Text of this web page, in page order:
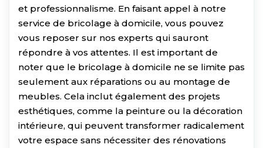
et professionnalisme. En faisant appel à notre
service de bricolage à domicile, vous pouvez
vous reposer sur nos experts qui sauront
répondre à vos attentes. Il est important de
noter que le bricolage à domicile ne se limite pas
seulement aux réparations ou au montage de
meubles. Cela inclut également des projets
esthétiques, comme la peinture ou la décoration
intérieure, qui peuvent transformer radicalement
votre espace sans nécessiter des rénovations